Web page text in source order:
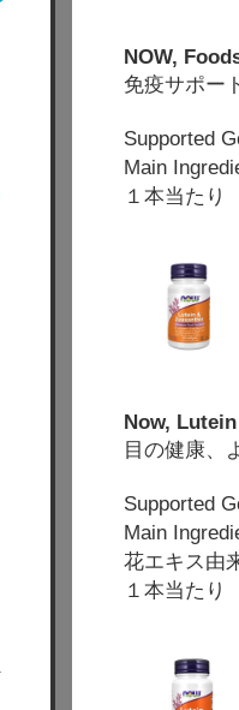
NOW,
免疫サポー
Supported
Main
１本当た
Now,
目の健康、
Supported
Main
花エキス由
１本当た